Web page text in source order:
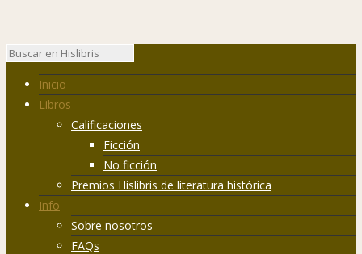
Inicio
Libros
Calificaciones
Ficción
No ficción
Premios Hislibris de literatura histórica
Info
Sobre nosotros
FAQs